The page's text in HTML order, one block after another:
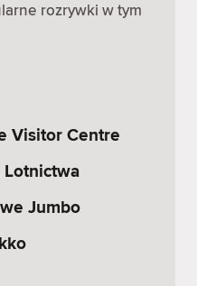
rozrywki w tym
Visitor Centre
Jumbo